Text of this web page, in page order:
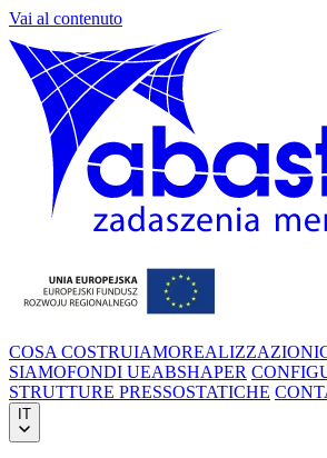
Vai al contenuto
COSA COSTRUIAMOREALIZZAZIONI
SIAMOFONDI UEABSHAPER
STRUTTURE PRESSOSTATICHE
IT